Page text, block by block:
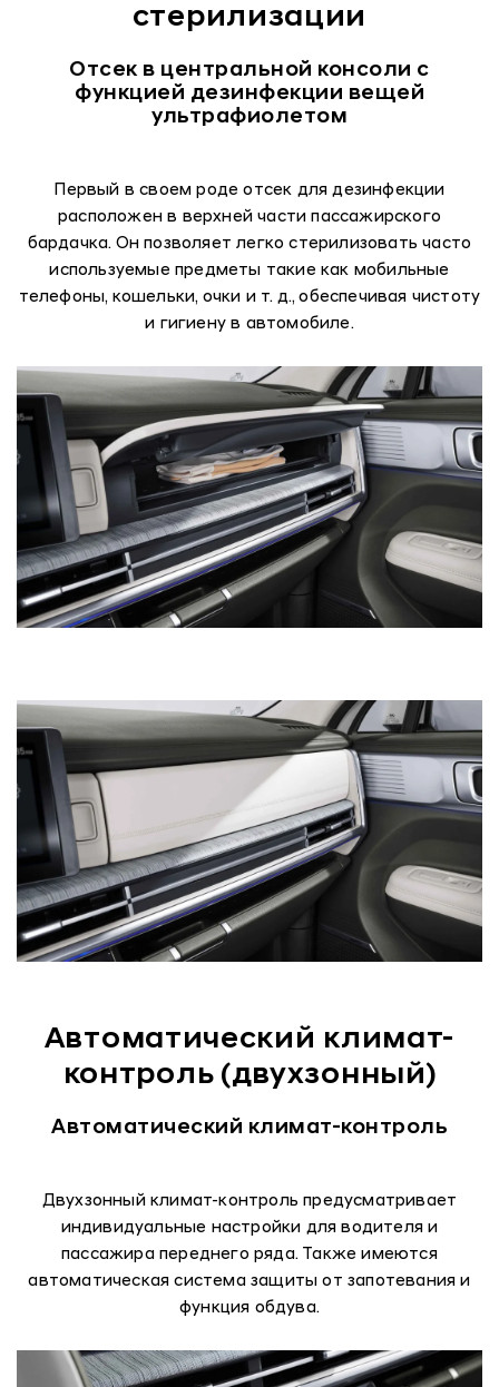
стерилизации
Отсек в центральной консоли с
функцией дезинфекции вещей
ультрафиолетом
Первый в своем роде отсек для дезинфекции
расположен в верхней части пассажирского
бардачка. Он позволяет легко стерилизовать часто
используемые предметы такие как мобильные
телефоны, кошельки, очки и т. д., обеспечивая чистоту
и гигиену в автомобиле.
Автоматический климат-
контроль (двухзонный)
Автоматический климат-контроль
Двухзонный климат-контроль предусматривает
индивидуальные настройки для водителя и
пассажира переднего ряда. Также имеются
автоматическая система защиты от запотевания и
функция обдува.